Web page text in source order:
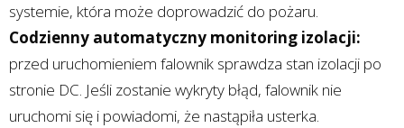
systemie, która może doprowadzić do pożaru.
Codzienny automatyczny monitoring izolacji:
przed uruchomieniem falownik sprawdza stan izolacji po
stronie DC. Jeśli zostanie wykryty błąd, falownik nie
uruchomi się i powiadomi, że nastąpiła usterka.